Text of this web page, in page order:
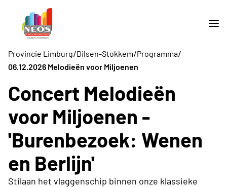
Provincie Limburg/Dilsen-Stokkem/Programma/
06.12.2026 Melodieën voor Miljoenen
Concert Melodieën
voor Miljoenen -
'Burenbezoek: Wenen
en Berlijn'
Stilaan het vlaggenschip binnen onze klassieke